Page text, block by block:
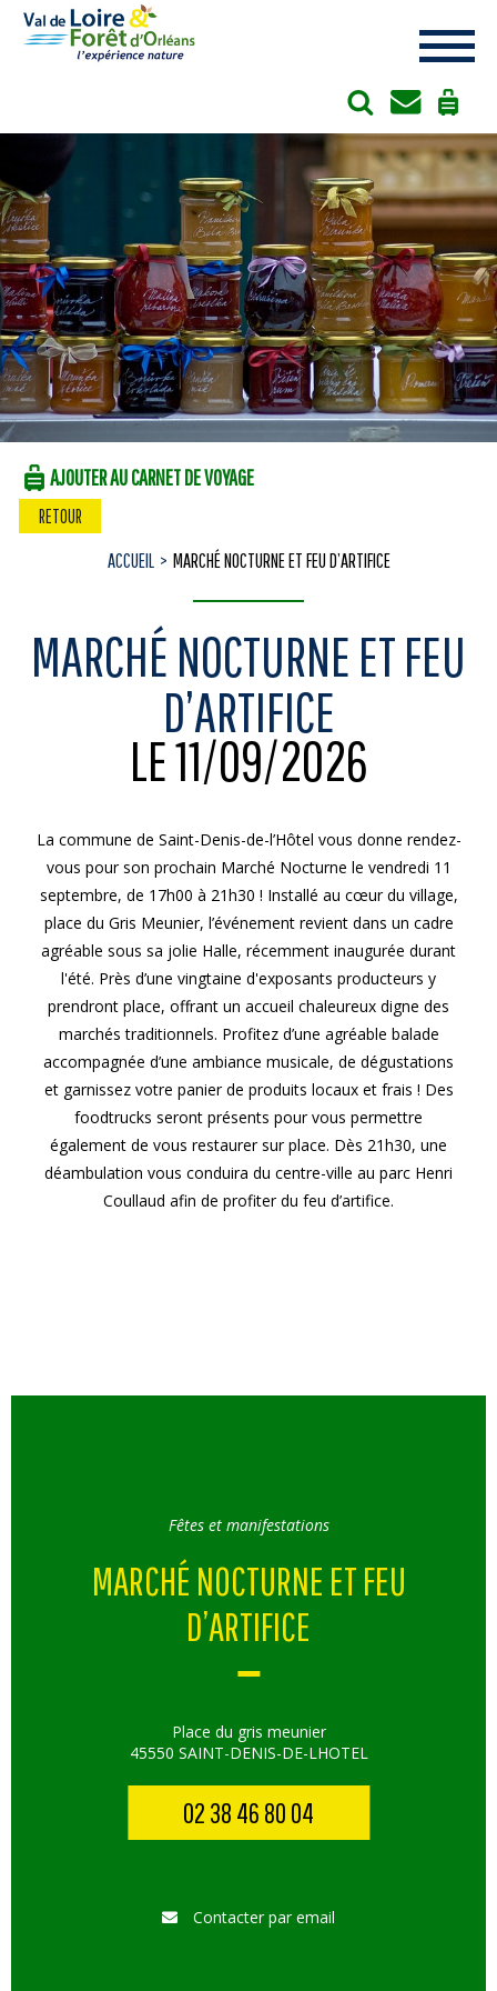
AJOUTER AU CARNET DE VOYAGE
RETOUR
ACCUEIL MARCHÉ NOCTURNE ET FEU D’ARTIFICE
MARCHÉ NOCTURNE ET FEU
D’ARTIFICE
LE 11/09/2026
La commune de Saint-Denis-de-l’Hôtel vous donne rendez-
vous pour son prochain Marché Nocturne le vendredi 11
septembre, de 17h00 à 21h30 ! Installé au cœur du village,
place du Gris Meunier, l’événement revient dans un cadre
agréable sous sa jolie Halle, récemment inaugurée durant
l'été. Près d’une vingtaine d'exposants producteurs y
prendront place, offrant un accueil chaleureux digne des
marchés traditionnels. Profitez d’une agréable balade
accompagnée d’une ambiance musicale, de dégustations
et garnissez votre panier de produits locaux et frais ! Des
foodtrucks seront présents pour vous permettre
également de vous restaurer sur place. Dès 21h30, une
déambulation vous conduira du centre-ville au parc Henri
Coullaud afin de profiter du feu d’artifice.
Fêtes et manifestations
MARCHÉ NOCTURNE ET FEU
D’ARTIFICE
Place du gris meunier
45550 SAINT-DENIS-DE-LHOTEL
02 38 46 80 04
Contacter par email
Cookies management panel